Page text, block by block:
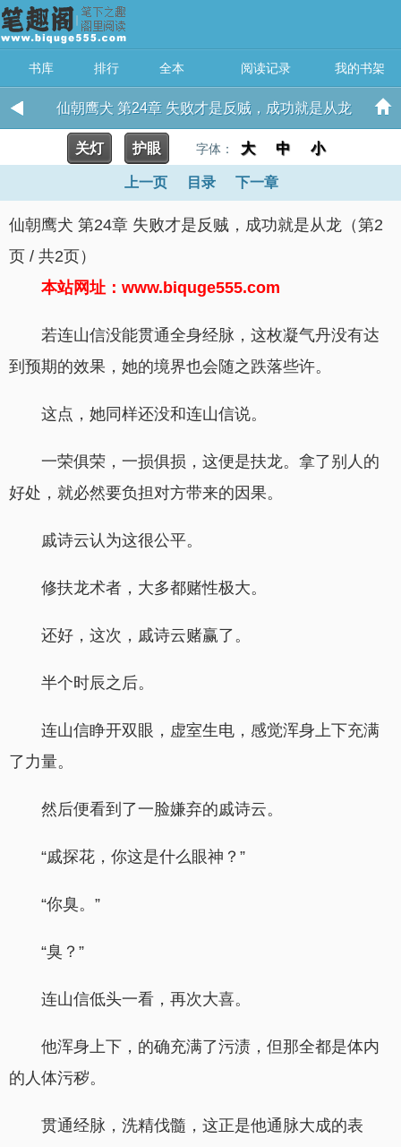
书库 排行 全本 阅读记录 我的书架
仙朝鹰犬 第24章 失败才是反贼，成功就是从龙
关灯 护眼 字体： 大 中 小
上一页 目录 下一章
仙朝鹰犬 第24章 失败才是反贼，成功就是从龙（第2
页 / 共2页）
本站网址：www.biquge555.com
若连山信没能贯通全身经脉，这枚凝气丹没有达
到预期的效果，她的境界也会随之跌落些许。
这点，她同样还没和连山信说。
一荣俱荣，一损俱损，这便是扶龙。拿了别人的
好处，就必然要负担对方带来的因果。
戚诗云认为这很公平。
修扶龙术者，大多都赌性极大。
还好，这次，戚诗云赌赢了。
半个时辰之后。
连山信睁开双眼，虚室生电，感觉浑身上下充满
了力量。
然后便看到了一脸嫌弃的戚诗云。
“戚探花，你这是什么眼神？”
“你臭。”
“臭？”
连山信低头一看，再次大喜。
他浑身上下，的确充满了污渍，但那全都是体内
的人体污秽。
贯通经脉，洗精伐髓，这正是他通脉大成的表